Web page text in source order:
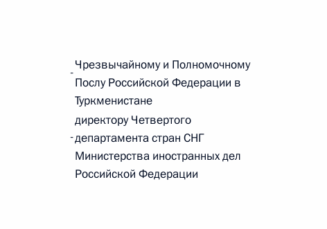
г. № 263-ФЗ
закона «О государственной регистрации
г. № 242-ФЗ
первой и статью 227–1 части второй Налогового
-Чрезвычайному и Полномочному
Послу Российской Федерации в
Туркменистане
-
директору Четвертого
департамента стран СНГ
Министерства иностранных дел
Российской Федерации